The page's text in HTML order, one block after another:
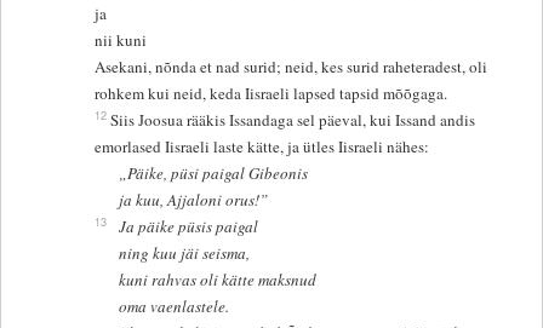
ja
nii kuni
Asekani, nõnda et nad surid; neid, kes surid raheteradest, oli
rohkem kui neid, keda Iisraeli lapsed tapsid mõõgaga.
12 Siis Joosua rääkis Issandaga sel päeval, kui Issand andis
emorlased Iisraeli laste kätte, ja ütles Iisraeli nähes:
„Päike, püsi paigal Gibeonis
ja kuu, Ajjaloni orus!”
13
Ja päike püsis paigal
ning kuu jäi seisma,
kuni rahvas oli kätte maksnud
oma vaenlastele.